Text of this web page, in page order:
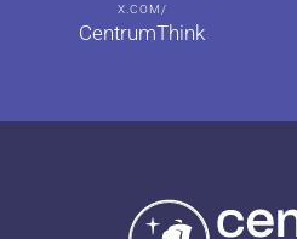
X.COM/
CentrumThink